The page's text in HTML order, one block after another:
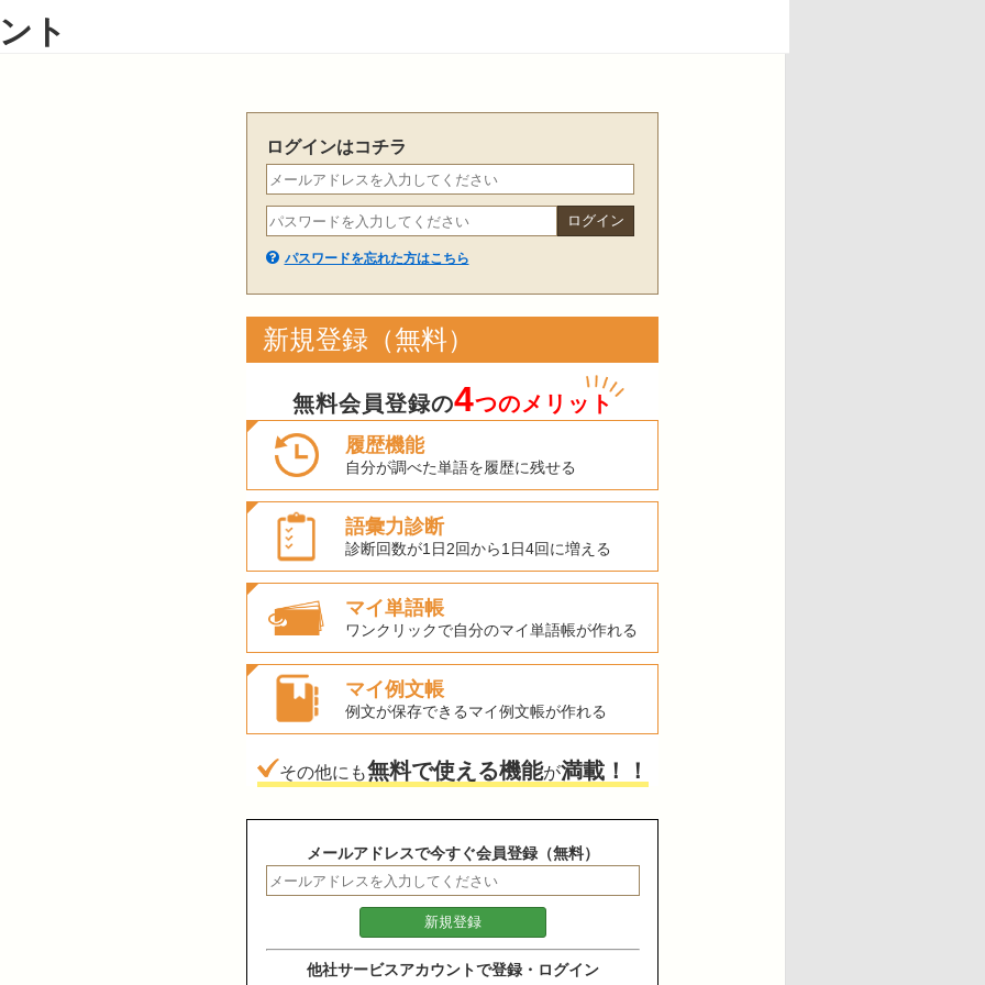
ト
ログインはコチラ
パスワードを忘れた方はこちら
新規登録（無料）
無料会員登録の4つのメリット
履歴機能
自分が調べた単語を履歴に残せる
語彙力診断
診断回数が1日2回から1日4回に増える
マイ単語帳
ワンクリックで自分のマイ単語帳が作れる
マイ例文帳
例文が保存できるマイ例文帳が作れる
その他にも無料で使える機能が満載！！
メールアドレスで今すぐ会員登録（無料）
他社サービスアカウントで登録・ログイン